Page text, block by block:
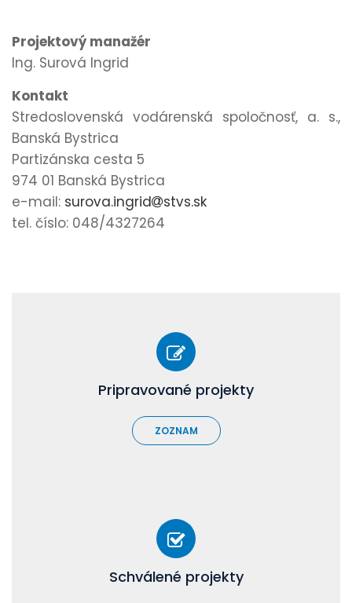
Projektový manažér
Ing. Surová Ingrid
Kontakt
Stredoslovenská vodárenská spoločnosť, a. s.,
Banská Bystrica
Partizánska cesta 5
974 01 Banská Bystrica
e-mail: surova.ingrid
stvs.sk
tel. číslo: 048/4327264
Pripravované projekty
ZOZNAM
Schválené projekty